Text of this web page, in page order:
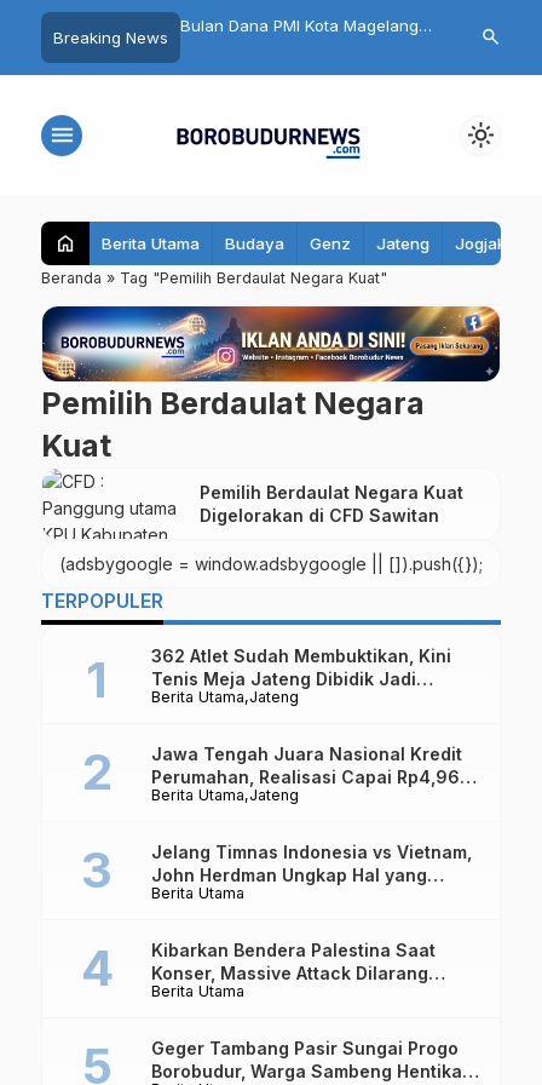
Breaking News
di Magelang Sukses
Pelari
Bulan Dana PMI Kota Magelang
32 Pelajar
search
menu light_mode
home Berita Utama Budaya Genz Jateng Jogjakarta
Beranda » Tag "Pemilih Berdaulat Negara Kuat"
Pemilih Berdaulat Negara
Kuat
Pemilih Berdaulat Negara Kuat
Digelorakan di CFD Sawitan
(adsbygoogle = window.adsbygoogle || []).push({});
TERPOPULER
Berita Utama Jateng
362 Atlet Sudah Membuktikan, Kini
Tenis Meja Jateng Dibidik Jadi
Kekuatan Nasional
Berita Utama Jateng
Jawa Tengah Juara Nasional Kredit
Perumahan, Realisasi Capai Rp4,96
Triliun
Berita Utama
Jelang Timnas Indonesia vs Vietnam,
John Herdman Ungkap Hal yang
Dipertaruhkan
Berita Utama
Kibarkan Bendera Palestina Saat
Konser, Massive Attack Dilarang
Masuk Singapura Lagi
Geger Tambang Pasir Sungai Progo
Borobudur, Warga Sambeng Hentikan